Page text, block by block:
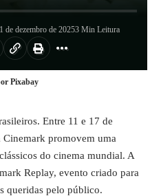
de dezembro de 20253 Min Leitura
Pixabay
Entre 11 e 17 de
Cinemark promovem uma
do cinema mundial. A
Replay, evento criado para
queridas pelo público.